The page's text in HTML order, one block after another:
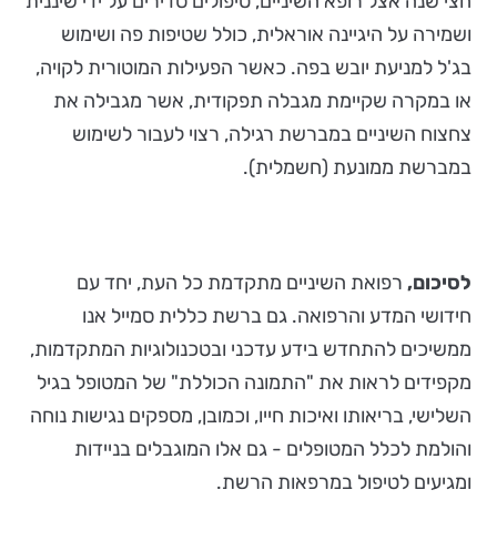
ושמירה על היגיינה אוראלית, כולל שטיפות פה ושימוש
בג'ל למניעת יובש בפה. כאשר הפעילות המוטורית לקויה,
או במקרה שקיימת מגבלה תפקודית, אשר מגבילה את
צחצוח השיניים במברשת רגילה, רצוי לעבור לשימוש
במברשת ממונעת (חשמלית).
לסיכום, רפואת השיניים מתקדמת כל העת, יחד עם
חידושי המדע והרפואה. גם ברשת כללית סמייל אנו
ממשיכים להתחדש בידע עדכני ובטכנולוגיות המתקדמות,
מקפידים לראות את "התמונה הכוללת" של המטופל בגיל
השלישי, בריאותו ואיכות חייו, וכמובן, מספקים נגישות נוחה
והולמת לכלל המטופלים - גם אלו המוגבלים בניידות
ומגיעים לטיפול במרפאות הרשת.